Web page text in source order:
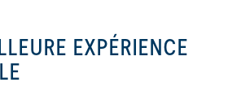
nous autorisez à vous offrir une
expérience de navigation et
d'achat de qualité sur notre site
web. Ces cookies comprennent
EXPÉRIENCE